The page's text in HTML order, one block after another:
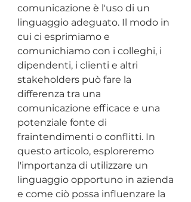
comunicazione è l'uso di un
linguaggio adeguato. Il modo in
cui ci esprimiamo e
comunichiamo con i colleghi, i
dipendenti, i clienti e altri
stakeholders può fare la
differenza tra una
comunicazione efficace e una
potenziale fonte di
fraintendimenti o conflitti. In
questo articolo, esploreremo
l'importanza di utilizzare un
linguaggio opportuno in azienda
e come ciò possa influenzare la